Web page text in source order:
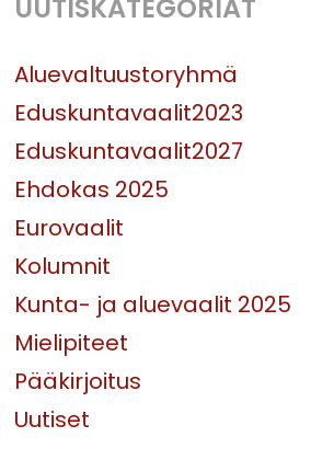
UUTISKATEGORIAT
Aluevaltuustoryhmä
Eduskuntavaalit2023
Eduskuntavaalit2027
Ehdokas 2025
Eurovaalit
Kolumnit
Kunta- ja aluevaalit 2025
Mielipiteet
Pääkirjoitus
Uutiset